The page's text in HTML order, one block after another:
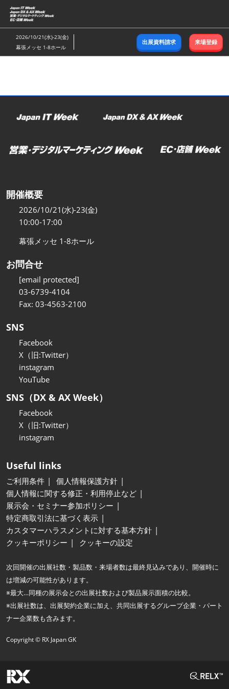
ス
キ
ッ
し
む
2026/10/21(水)-23(金)
幕張メッセ 1-8ホール
出展資料請求 来場登録
開催概要
2026/10/21(水)-23(金)
10:00-17:00
幕張メッセ 1-8ホール
お問合せ
[email protected]
03-6739-4104
Fax: 03-4563-2100
SNS
Facebook
X（旧:Twitter）
instagram
YouTube
SNS（DX & AX Week）
Facebook
X（旧:Twitter）
instagram
Useful links
ご利用条件
個人情報保護方針
個人情報に関する修正・利用停止など
展示会・セミナー参加ポリシー
特定商取引法に基づく表示
カスタマーハラスメントに対する基本方針
クッキーポリシー
クッキーの設定
次回開催の出展社数・製品数・来場者数は最終見込みであり、開催時に
は増減の可能性があります。
※最大…同種の展示会との出展社数および製品展示面積の比較。
※出展社数は、出展契約企業に加え、共同出展するグループ企業・パート
ナー企業数も含みます。
Copyright © RX Japan GK